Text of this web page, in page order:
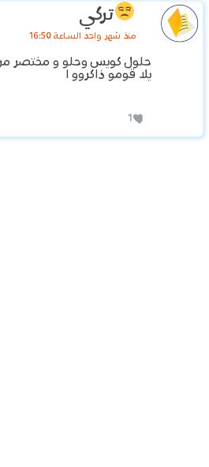
تركي
منذ شهر واحد الساعة 16:50
حلول كويس وحلو و مختصر
يلا قومو ذاكروو ا
1